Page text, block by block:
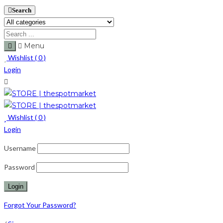
Search
Menu
Wishlist (0)
Login
Wishlist (0)
Login
Username
Password
Forgot Your Password?